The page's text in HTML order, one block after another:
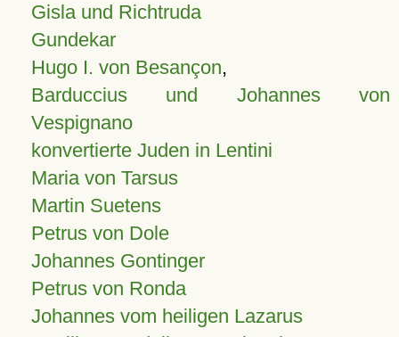
Gisla und Richtruda
Gundekar
Hugo I. von Besançon,
Barduccius und Johannes von
Vespignano
konvertierte Juden in Lentini
Maria von Tarsus
Martin Suetens
Petrus von Dole
Johannes Gontinger
Petrus von Ronda
Johannes vom heiligen Lazarus